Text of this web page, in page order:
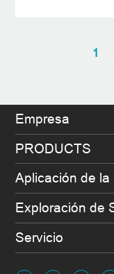
1
Empresa
PRODUCTS
Aplicación de la
Exploración de
Servicio